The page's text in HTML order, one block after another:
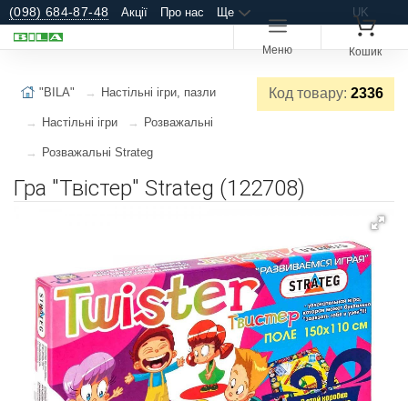
(098) 684-87-48 Акції Про нас Ще UK
Меню Кошик
Код товару: 2336
"BILA" Настільні ігри, пазли
Настільні ігри Розважальні
Розважальні Strateg
Гра "Твістер" Strateg (122708)